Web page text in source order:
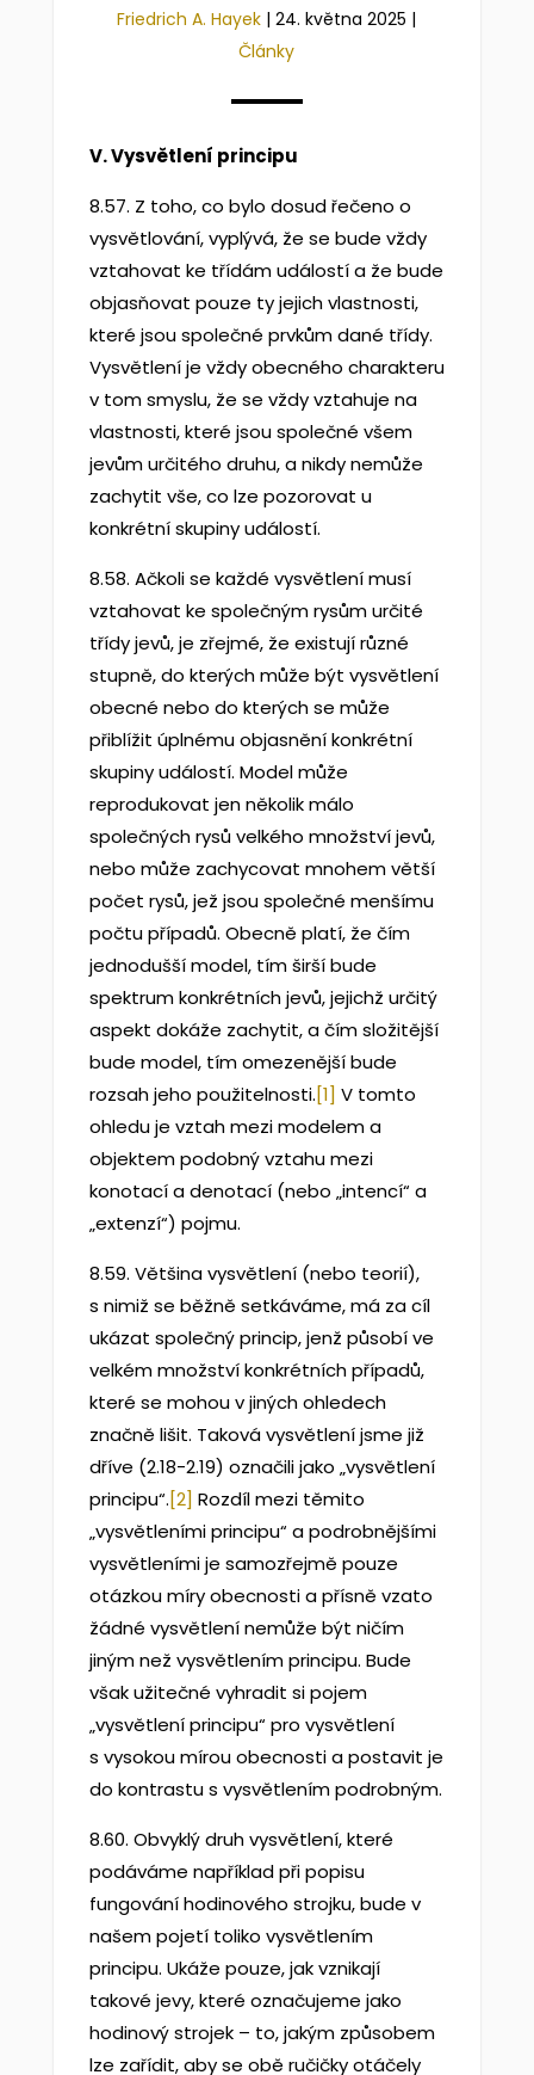
Friedrich A. Hayek |24. května 2025 |
Články
V. Vysvětlení principu
8.57. Z toho, co bylo dosud řečeno o
vysvětlování, vyplývá, že se bude vždy
vztahovat ke třídám událostí a že bude
objasňovat pouze ty jejich vlastnosti,
které jsou společné prvkům dané třídy.
Vysvětlení je vždy obecného charakteru
v tom smyslu, že se vždy vztahuje na
vlastnosti, které jsou společné všem
jevům určitého druhu, a nikdy nemůže
zachytit vše, co lze pozorovat u
konkrétní skupiny událostí.
8.58. Ačkoli se každé vysvětlení musí
vztahovat ke společným rysům určité
třídy jevů, je zřejmé, že existují různé
stupně, do kterých může být vysvětlení
obecné nebo do kterých se může
přiblížit úplnému objasnění konkrétní
skupiny událostí. Model může
reprodukovat jen několik málo
společných rysů velkého množství jevů,
nebo může zachycovat mnohem větší
počet rysů, jež jsou společné menšímu
počtu případů. Obecně platí, že čím
jednodušší model, tím širší bude
spektrum konkrétních jevů, jejichž určitý
aspekt dokáže zachytit, a čím složitější
bude model, tím omezenější bude
rozsah jeho použitelnosti.[1] V tomto
ohledu je vztah mezi modelem a
objektem podobný vztahu mezi
konotací a denotací (nebo „intencí“ a
„extenzí“) pojmu.
8.59. Většina vysvětlení (nebo teorií),
s nimiž se běžně setkáváme, má za cíl
ukázat společný princip, jenž působí ve
velkém množství konkrétních případů,
které se mohou v jiných ohledech
značně lišit. Taková vysvětlení jsme již
dříve (2.18-2.19) označili jako „vysvětlení
principu“.[2] Rozdíl mezi těmito
„vysvětleními principu“ a podrobnějšími
vysvětleními je samozřejmě pouze
otázkou míry obecnosti a přísně vzato
žádné vysvětlení nemůže být ničím
jiným než vysvětlením principu. Bude
však užitečné vyhradit si pojem
„vysvětlení principu“ pro vysvětlení
s vysokou mírou obecnosti a postavit je
do kontrastu s vysvětlením podrobným.
8.60. Obvyklý druh vysvětlení, které
podáváme například při popisu
fungování hodinového strojku, bude v
našem pojetí toliko vysvětlením
principu. Ukáže pouze, jak vznikají
takové jevy, které označujeme jako
hodinový strojek – to, jakým způsobem
lze zařídit, aby se obě ručičky otáčely